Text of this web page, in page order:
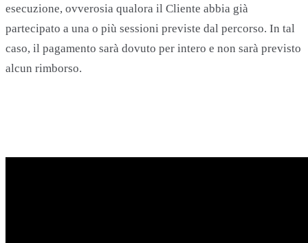
esecuzione, ovverosia qualora il Cliente abbia già
partecipato a una o più sessioni previste dal percorso. In tal
caso, il pagamento sarà dovuto per intero e non sarà previsto
alcun rimborso.